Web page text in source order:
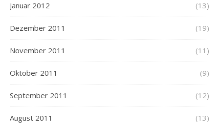
Januar 2012 (13)
Dezember 2011 (19)
November 2011 (11)
Oktober 2011 (9)
September 2011 (12)
August 2011 (13)